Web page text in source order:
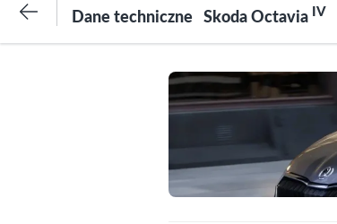
Dane techniczne Skoda Octavia IV